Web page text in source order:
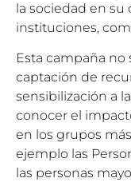
la sociedad en su
instituciones,
Esta campaña
captación de
sensibilización a
conocer el
en los grupos
ejemplo las
las personas